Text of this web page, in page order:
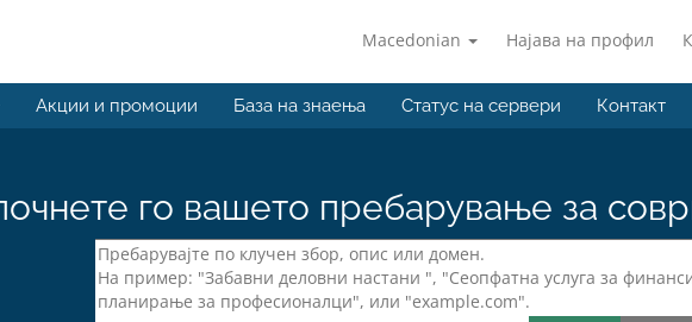
Macedonian Најава на профил
Акции и промоции База на знаења Статус на сервери Контакт
го вашето пребарување за